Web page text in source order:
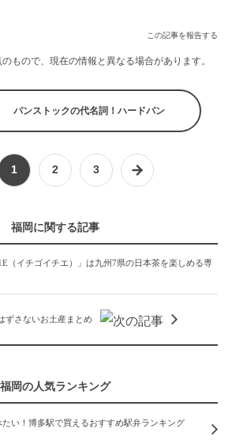
この記事を報告する
もので、現在の情報と異なる場合があります。
パンストックの代名詞！ハードパン
1 2 3
福岡に関する記事
（イチゴイチエ）」は九州7県の日本茶を楽しめる専
ずさないお土産まとめ
福岡の人気ランキング
い！博多駅で買えるおすすめ駅弁ランキング